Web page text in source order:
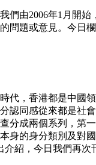
們由2006年1月開
問題或意見。今日
代，香港都是中國
認同感從來都是社
分成兩個系列，第
身的身分類別及對
介紹，今日我們再